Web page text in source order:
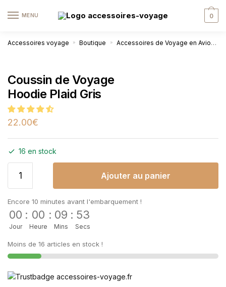
MENU 0
Accessoires voyage » Boutique » Accessoires de Voyage en Avion
Coussin de Voyage
Hoodie Plaid Gris
22.00€
16 en stock
Ajouter au panier
Encore 10 minutes avant l'embarquement !
00
Jour
: 00
Heure
: 09
Mins
: 52
Secs
Moins de 16 articles en stock !